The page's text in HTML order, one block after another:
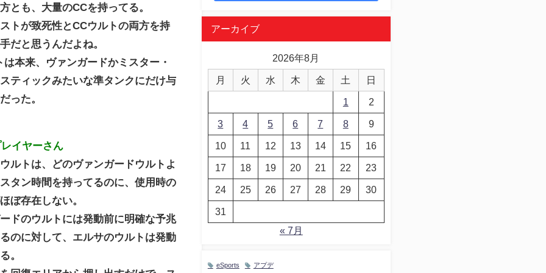
とも、大量のCCを持ってる。
トが致死性とCCウルトの両方を持
だと思うんだよね。
は本来、ヴァンガードかミスター・
ティックみたいな準タンクにだけ与
った。
イヤーさん
ルトは、どのヴァンガードウルトよ
タン時間を持ってるのに、使用時の
ぼ存在しない。
ドのウルトには発動前に明確な予兆
のに対して、エルサのウルトは発動
。
アーカイブ
2026年8月
月 火 水 木 金 土 日
1 2
3 4 5 6 7 8 9
10 11 12 13 14 15 16
17 18 19 20 21 22 23
24 25 26 27 28 29 30
31
« 7月
eSports アプデ